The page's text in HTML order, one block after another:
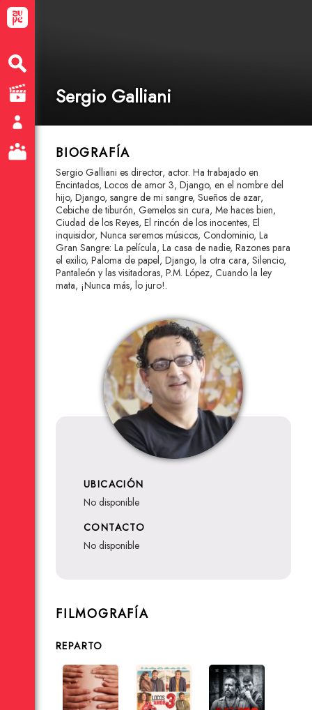
Sergio Galliani
BIOGRAFÍA
Sergio Galliani es director, actor. Ha trabajado en
Encintados, Locos de amor 3, Django, en el nombre del
hijo, Django, sangre de mi sangre, Sueños de azar,
Cebiche de tiburón, Gemelos sin cura, Me haces bien,
Ciudad de los Reyes, El rincón de los inocentes, El
inquisidor, Nunca seremos músicos, Condominio, La
Gran Sangre: La película, La casa de nadie, Razones para
el exilio, Paloma de papel, Django, la otra cara, Silencio,
Pantaleón y las visitadoras, P.M. López, Cuando la ley
mata, ¡Nunca más, lo juro!.
UBICACIÓN
no disponible
CONTACTO
no disponible
FILMOGRAFÍA
REPARTO